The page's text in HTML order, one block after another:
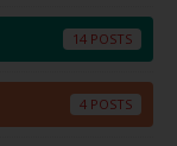
14
4